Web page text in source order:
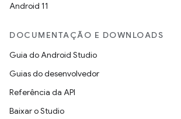
Android 11
DOCUMENTAÇÃO E DOWNLOADS
Guia do Android Studio
Guias do desenvolvedor
Referência da API
Baixar o Studio